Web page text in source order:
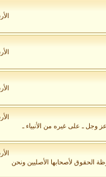
وجل ـ على غيره من الأنبياء ـ
الحقوق لأصحابها الأصليين ونحن